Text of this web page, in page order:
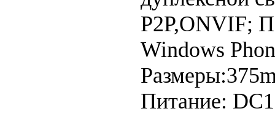
P2P,ONVIF;
Windows
Питание: